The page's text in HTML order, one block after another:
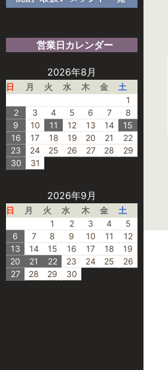
営業日カレンダー
2026年8月
日 月 火 水 木 金
土
1
2
3 4 5 6 7
8
9
10 11 12 13 14
15
16
17 18 19 20 21
22
23
24 25 26 27 28
29
30
31
2026年9月
日 月 火 水 木 金
土
1
2 3 4
5
6
7 8 9 10 11
12
13
14 15 16 17 18
19
20
21 22 23 24 25
26
27
28 29 30